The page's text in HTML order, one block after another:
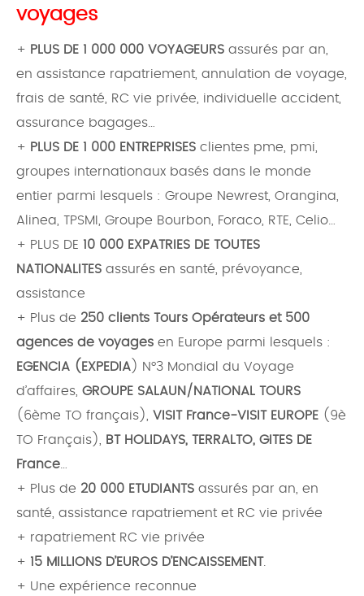
voyages
+ PLUS DE 1 000 000 VOYAGEURS assurés par an,
en assistance rapatriement, annulation de voyage,
frais de santé, RC vie privée, individuelle accident,
assurance bagages…
+ PLUS DE 1 000 ENTREPRISES clientes pme, pmi,
groupes internationaux basés dans le monde
entier parmi lesquels : Groupe Newrest, Orangina,
Alinea, TPSMI, Groupe Bourbon, Foraco, RTE, Celio…
+ PLUS DE 10 000 EXPATRIES DE TOUTES
NATIONALITES assurés en santé, prévoyance,
assistance
+ Plus de 250 clients Tours Opérateurs et 500
agences de voyages en Europe parmi lesquels :
EGENCIA (EXPEDIA ) N°3 Mondial du Voyage
d’affaires, GROUPE SALAUN/NATIONAL TOURS
(6ème TO français), VISIT France-VISIT EUROPE (9è
TO Français), BT HOLIDAYS, TERRALTO, GITES DE
France…
+ Plus de 20 000 ETUDIANTS assurés par an, en
santé, assistance rapatriement et RC vie privée
+ rapatriement RC vie privée
+ 15 MILLIONS D’EUROS D’ENCAISSEMENT.
+ Une expérience reconnue